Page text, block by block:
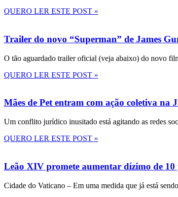
QUERO LER ESTE POST »
Trailer do novo “Superman” de James
O tão aguardado trailer oficial (veja abaixo) do novo
QUERO LER ESTE POST »
Mães de Pet entram com ação coletiva na
Um conflito jurídico inusitado está agitando as redes
QUERO LER ESTE POST »
Leão XIV promete aumentar dízimo de 10
Cidade do Vaticano – Em uma medida que já está